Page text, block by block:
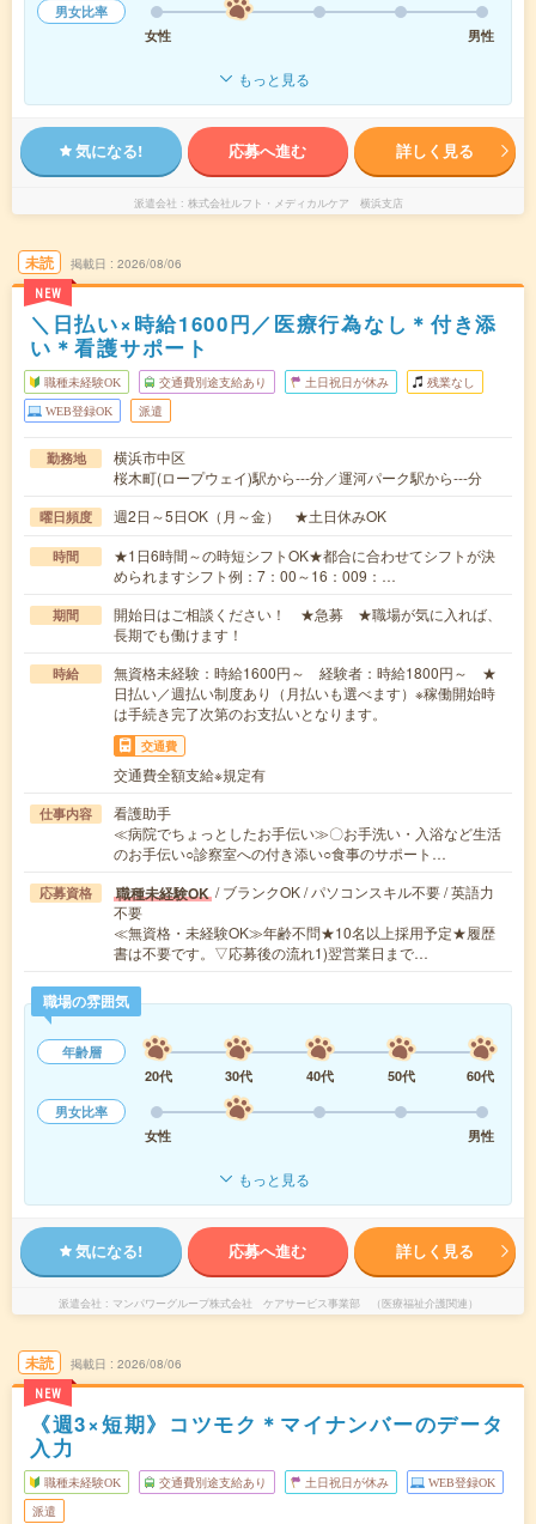
男女比率
女性
男性
もっと見る
気になる! 応募へ進む 詳しく見る
派遣会社 株式会社ルフト・メディカルケア 横浜支店
未読
NEW
掲載日 2026/08/06
＼日払い×時給1600円／医療行為なし＊付き添
い＊看護サポート
職種未経験OK 交通費別途支給あり 土日祝日が休み 残業なし
WEB登録OK 派遣
勤務地
横浜市中区
桜木町(ロープウェイ)駅から---分／運河パーク駅から---分
曜日頻度 週2日～5日OK（月～金） ★土日休みOK
時間
★1日6時間～の時短シフトOK★都合に合わせてシフトが決
められますシフト例：7：00～16：009：…
期間
開始日はご相談ください！ ★急募 ★職場が気に入れば、
長期でも働けます！
時給
無資格未経験：時給1600円～ 経験者：時給1800円～ ★
日払い／週払い制度あり（月払いも選べます）※稼働開始時
は手続き完了次第のお支払いとなります。
交通費
交通費全額支給※規定有
仕事内容
看護助手
≪病院でちょっとしたお手伝い≫〇お手洗い・入浴など生活
のお手伝い○診察室への付き添い○食事のサポート…
応募資格 職種未経験OK / ブランクOK / パソコンスキル不要 / 英語力
不要
≪無資格・未経験OK≫年齢不問★10名以上採用予定★履歴
書は不要です。▽応募後の流れ1)翌営業日まで…
職場の雰囲気
年齢層
20代
30代 40代 50代
60代
男女比率
女性
男性
もっと見る
気になる! 応募へ進む 詳しく見る
派遣会社 マンパワーグループ株式会社 ケアサービス事業部 （医療福祉介護関連）
未読
NEW
掲載日 2026/08/06
《週3×短期》コツモク＊マイナンバーのデータ
入力
職種未経験OK 交通費別途支給あり 土日祝日が休み WEB登録OK
派遣